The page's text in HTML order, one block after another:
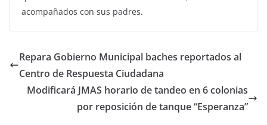
acompañados con sus padres.
Repara Gobierno Municipal baches reportados al
Centro de Respuesta Ciudadana
Modificará JMAS horario de tandeo en 6 colonias
por reposición de tanque “Esperanza”